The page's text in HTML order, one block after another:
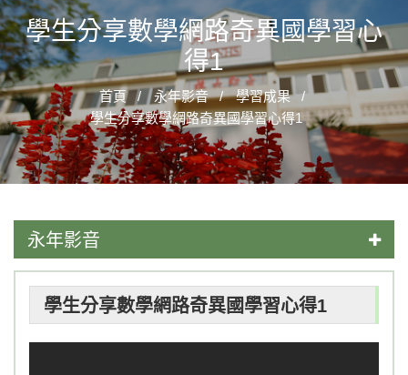
學生分享數學網路奇異國學習心
得1
首頁 永年影音
學習成果
學生分享數學網路奇異國學習心得1
永年影音
新聞報導
學習成果
學生分享數學網路奇異國學習心得1